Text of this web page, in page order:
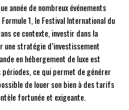
année de nombreux événements
1, le Festival International du
ce contexte, investir dans la
une stratégie d’investissement
en hébergement de luxe est
ce qui permet de générer
de louer son bien à des tarifs
fortunée et exigeante.